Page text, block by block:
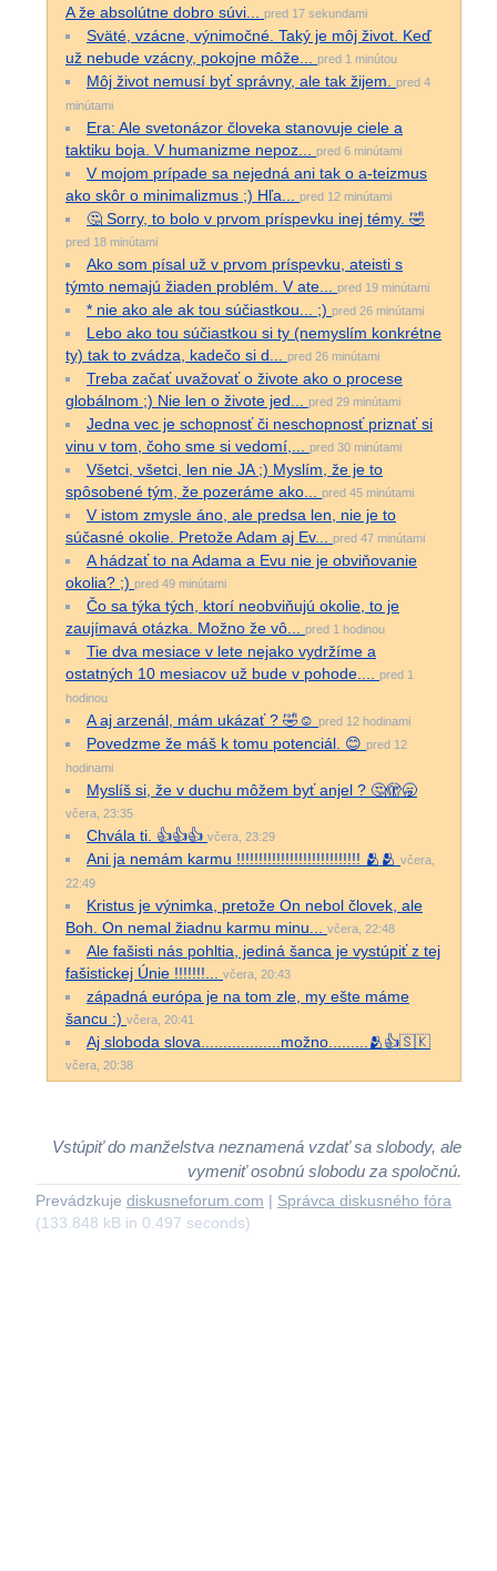
A že absolútne dobro súvi...
pred 17 sekundami
Sväté, vzácne, výnimočné. Taký je môj život. Keď
už nebude vzácny, pokojne môže...
pred 1 minútou
Môj život nemusí byť správny, ale tak žijem.
pred 4
minútami
Era: Ale svetonázor človeka stanovuje ciele a
taktiku boja. V humanizme nepoz...
pred 6 minútami
V mojom prípade sa nejedná ani tak o a-teizmus
ako skôr o minimalizmus ;) Hľa...
pred 12 minútami
🤔 Sorry, to bolo v prvom príspevku inej témy. 🤣
pred 18 minútami
Ako som písal už v prvom príspevku, ateisti s
týmto nemajú žiaden problém. V ate...
pred 19 minútami
* nie ako ale ak tou súčiastkou... ;) pred 26 minútami
Lebo ako tou súčiastkou si ty (nemyslím konkrétne
ty) tak to zvádza, kadečo si d...
pred 26 minútami
Treba začať uvažovať o živote ako o procese
globálnom ;) Nie len o živote jed...
pred 29 minútami
Jedna vec je schopnosť či neschopnosť priznať si
vinu v tom, čoho sme si vedomí,...
pred 30 minútami
Všetci, všetci, len nie JA ;) Myslím, že je to
spôsobené tým, že pozeráme ako...
pred 45 minútami
V istom zmysle áno, ale predsa len, nie je to
súčasné okolie. Pretože Adam aj Ev...
pred 47 minútami
A hádzať to na Adama a Evu nie je obviňovanie
okolia? ;) pred 49 minútami
Čo sa týka tých, ktorí neobviňujú okolie, to je
zaujímavá otázka. Možno že vô...
pred 1 hodinou
Tie dva mesiace v lete nejako vydržíme a
ostatných 10 mesiacov už bude v pohode....
pred 1
hodinou
A aj arzenál, mám ukázať ? 🤣☺️ pred 12 hodinami
Povedzme že máš k tomu potenciál. 😊 pred 12
hodinami
Myslíš si, že v duchu môžem byť anjel ? 🤔🫣🥱
včera, 23:35
Chvála ti. 👍👍👍 včera, 23:29
Ani ja nemám karmu !!!!!!!!!!!!!!!!!!!!!!!!!!!! 🫂🫂 včera,
22:49
Kristus je výnimka, pretože On nebol človek, ale
Boh. On nemal žiadnu karmu minu...
včera, 22:48
Ale fašisti nás pohltia, jediná šanca je vystúpiť z tej
fašistickej Únie !!!!!!!...
včera, 20:43
západná európa je na tom zle, my ešte máme
šancu :) včera, 20:41
Aj sloboda slova..................možno.........🫂👍🇸🇰
včera, 20:38
Vstúpiť do manželstva neznamená vzdať sa slobody, ale
vymeniť osobnú slobodu za spoločnú.
Prevádzkuje diskusneforum.com | Správca diskusného fóra
(133.848 kB in 0.497 seconds)